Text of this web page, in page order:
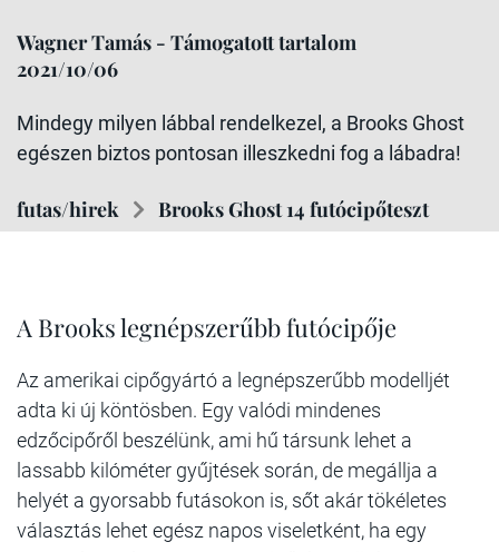
Wagner Tamás - Támogatott tartalom
2021/10/06
Mindegy milyen lábbal rendelkezel, a Brooks Ghost
egészen biztos pontosan illeszkedni fog a lábadra!
futas/hirek Brooks Ghost 14 futócipőteszt
A Brooks legnépszerűbb futócipője
Az amerikai cipőgyártó a legnépszerűbb modelljét
adta ki új köntösben. Egy valódi mindenes
edzőcipőről beszélünk, ami hű társunk lehet a
lassabb kilóméter gyűjtések során, de megállja a
helyét a gyorsabb futásokon is, sőt akár tökéletes
választás lehet egész napos viseletként, ha egy